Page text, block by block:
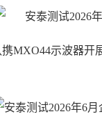
MXO44示波器